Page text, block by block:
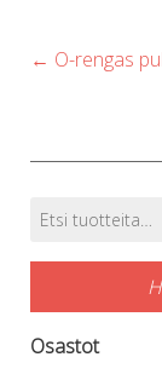
Post
← O-rengas
Tuotehaku
Etsi:
Osastot